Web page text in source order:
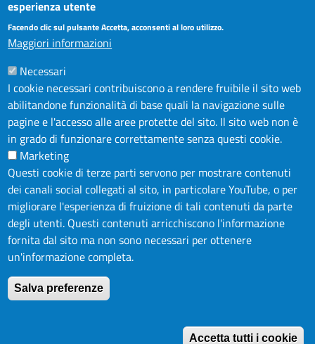
LA CAMERA
PUBBLICITÀ LEGALE
AMMINISTRAZIONE TRASPARENTE
AZIENDA SPECIALE IN.FORM.A.
AZIENDA SPECIALE SSEA
MODULISTICA
ATTIVO
SERVIZIONLINE
URP
INFORMAZIONE ECONOMICA E STATISTICA
NOTE LEGALI
PRIVACY POLICY
FEEDBACK ACCESSIBILITÀ
esperienza utente
Facendo clic sul pulsante Accetta, acconsenti al loro utilizzo.
Maggiori informazioni
Necessari
I cookie necessari contribuiscono a rendere fruibile il sito web
abilitandone funzionalità di base quali la navigazione sulle
pagine e l'accesso alle aree protette del sito. Il sito web non è
in grado di funzionare correttamente senza questi cookie.
Marketing
Questi cookie di terze parti servono per mostrare contenuti
dei canali social collegati al sito, in particolare YouTube, o per
migliorare l'esperienza di fruizione di tali contenuti da parte
degli utenti. Questi contenuti arricchiscono l'informazione
fornita dal sito ma non sono necessari per ottenere
un'informazione completa.
Salva preferenze
Accetta tutti i cookie